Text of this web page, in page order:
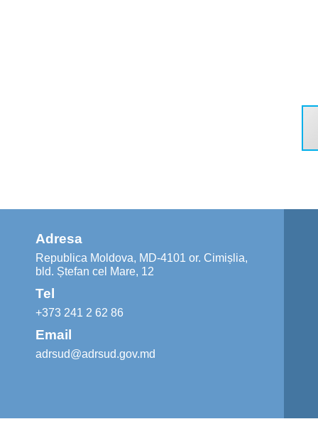
Adresa
Republica Moldova, MD-4101 or. Cimișlia,
bld. Ștefan cel Mare, 12
Tel
+373 241 2 62 86
Email
adrsud@adrsud.gov.md